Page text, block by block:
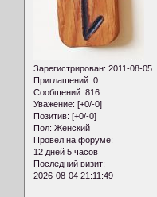
Зарегистрирован: 2011-08-05
Приглашений: 0
Сообщений: 816
Уважение: [+0/-0]
Позитив: [+0/-0]
Пол: Женский
Провел на форуме:
12 дней 5 часов
Последний визит:
2026-08-04 21:11:49